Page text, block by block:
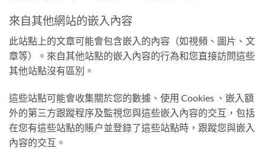
來自其他網站的嵌入內容
此站點上的文章可能會包含嵌入的內容（如視頻、圖片、文
章等）。來自其他站點的嵌入內容的行為和您直接訪問這些
其他站點沒有區別。
這些站點可能會收集關於您的數據、使用 Cookies 、嵌入額
外的第三方跟蹤程序及監視您與這些嵌入內容的交互，包括
在您有這些站點的賬户並登錄了這些站點時，跟蹤您與嵌入
內容的交互。